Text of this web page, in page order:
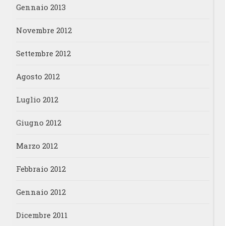
Gennaio 2013
Novembre 2012
Settembre 2012
Agosto 2012
Luglio 2012
Giugno 2012
Marzo 2012
Febbraio 2012
Gennaio 2012
Dicembre 2011